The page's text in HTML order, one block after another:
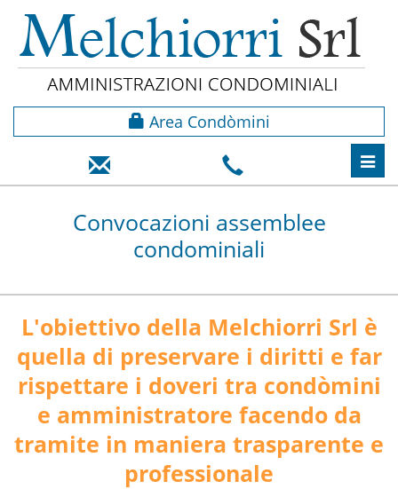
Area Condòmini
Convocazioni assemblee
condominiali
L'obiettivo della Melchiorri Srl è
quella di preservare i diritti e far
rispettare i doveri tra condòmini
e amministratore facendo da
tramite in maniera trasparente e
professionale